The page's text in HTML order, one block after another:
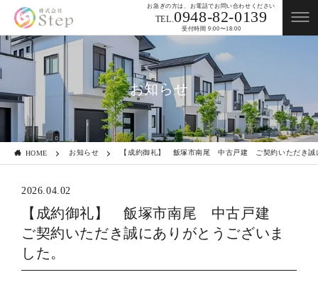
お急ぎの方は、お電話でお問い合わせください
TEL.0948-82-0139
受付時間 9:00〜18:00
お知らせ
HOME お知らせ 【成約御礼】 飯塚市南尾 中古戸建 ご契約いただき誠
2026.04.02
【成約御礼】 飯塚市南尾 中古戸建
ご契約いただき誠にありがとうございま
した。